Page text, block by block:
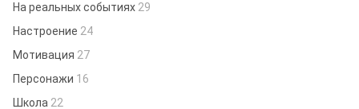
На реальных событиях 29
Настроение 24
Мотивация 27
Персонажи 16
Школа 22